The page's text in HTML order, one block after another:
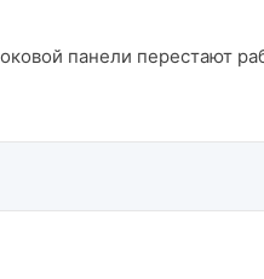
панели перестают